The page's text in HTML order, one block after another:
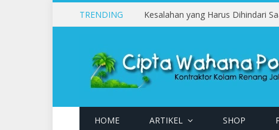
TRENDING
HOME ARTIKEL SHOP